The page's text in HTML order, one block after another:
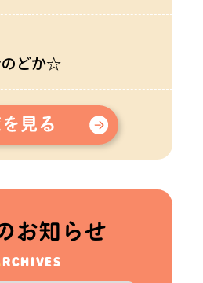
どか☆
お知らせ
ARCHIVES